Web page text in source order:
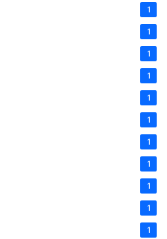
1
1
1
1
1
1
1
1
1
1
1